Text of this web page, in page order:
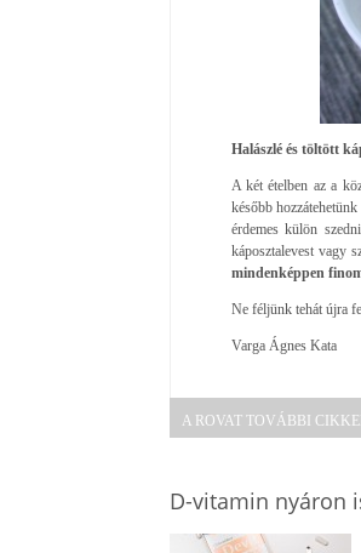
Halászlé és töltött
A két ételben az a
később
érdemes külön
káposztalevest vagy
mindenképpen
Ne féljünk tehát újra
Varga Ágnes Kata
A ROVAT TOVÁBBI
D-vitamin nyáron